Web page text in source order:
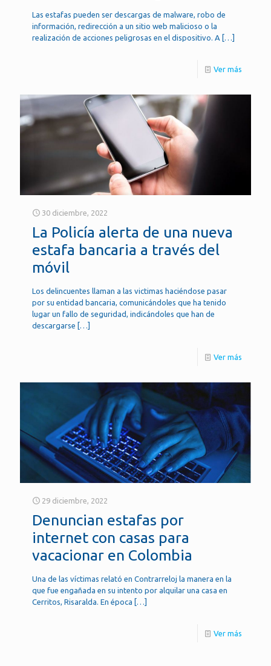
Las estafas pueden ser descargas de malware, robo de
información, redirección a un sitio web malicioso o la
realización de acciones peligrosas en el dispositivo. A […]
Ver más
30 diciembre, 2022
La Policía alerta de una nueva
estafa bancaria a través del
móvil
Los delincuentes llaman a las victimas haciéndose pasar
por su entidad bancaria, comunicándoles que ha tenido
lugar un fallo de seguridad, indicándoles que han de
descargarse […]
Ver más
29 diciembre, 2022
Denuncian estafas por
internet con casas para
vacacionar en Colombia
Una de las víctimas relató en Contrarreloj la manera en la
que fue engañada en su intento por alquilar una casa en
Cerritos, Risaralda. En época […]
Ver más